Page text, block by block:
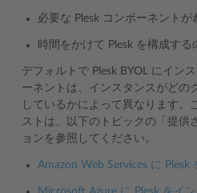
必要な Plesk コンポーネントが
時間をかけて Plesk を構成する
デフォルトで Plesk BYOL にイン
ーネントは、インスタンスがどの
しているかによって異なります。
ストは、以下のトピックの「提供
ョンを参照してください。
Amazon Web Services に Plesk